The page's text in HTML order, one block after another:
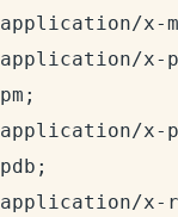
application/
pm;
pdb;
application/